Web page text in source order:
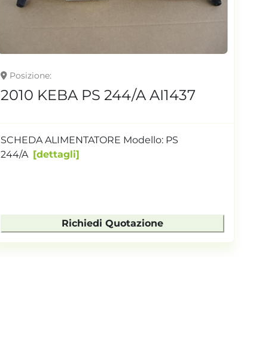
Posizione
2010 KEBA PS 244/A AI1437
SCHEDA ALIMENTATORE Modello: PS
244/A
dettagli
Richiedi Quotazione